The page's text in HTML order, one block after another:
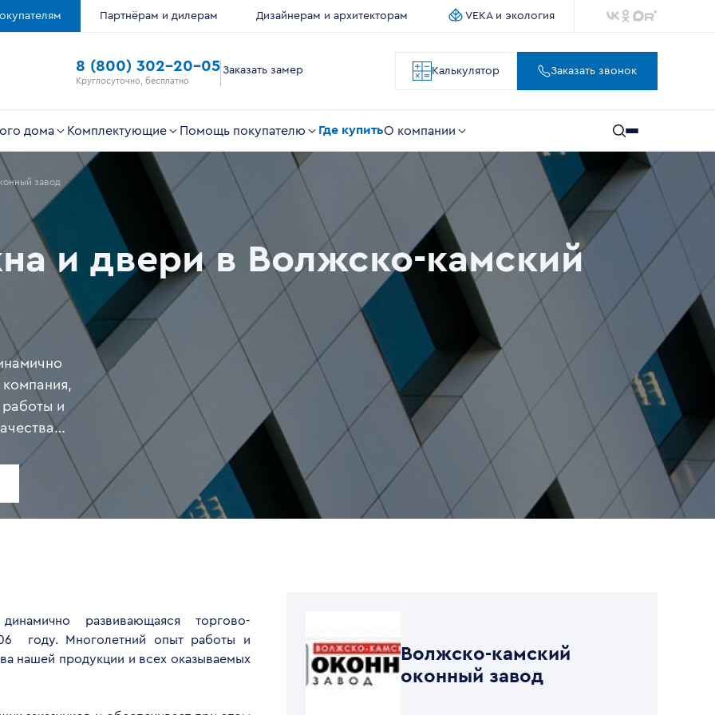
Партнёрам и дилерам Дизайнерам и архитекторам VEKA и экология
8 (800) 302-20-05
Круглосуточно, бесплатно
Заказать замер Калькулятор Заказать звонок
дома Комплектующие Помощь покупателю Где купитьО компании
завод
и двери в Волжско-камский
и
окна
Мы
и
развивающаяся торгово-
году. Многолетний опыт работы и
нашей продукции и всех оказываемых
Волжско-камский
оконный завод